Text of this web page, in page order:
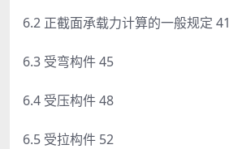
6.2 正截面承载力计算的一般规定 41
6.3 受弯构件 45
6.4 受压构件 48
6.5 受拉构件 52